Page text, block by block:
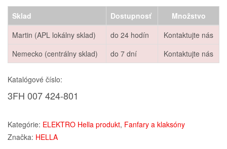
Sklad Dostupnosť
Množstvo
Martin (APL lokálny sklad)
do 24 hodín
Kontaktujte nás
Nemecko (centrálny sklad)
do 7 dní Kontaktujte nás
Katalógové číslo:
3FH 007 424-801
Kategórie: ELEKTRO Hella produkt, Fanfary a klaksóny
Značka: HELLA